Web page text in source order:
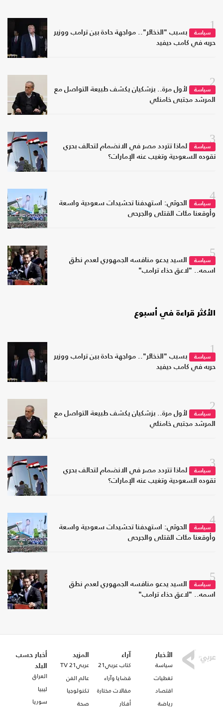
1
سياسة
بسبب "الذخائر".. مواجهة حادة بين ترامب ووزير
حربه في كامب ديفيد
2
سياسة
لأول مرة.. بزشكيان يكشف طبيعة التواصل مع
المرشد مجتبى خامنئي
3
سياسة
لماذا تتردد مصر في الانضمام لتحالف بحري
تقوده السعودية وتغيب عنه الإمارات؟
4
سياسة
الحوثي: استهدفنا تحشيدات سعودية واسعة
وأوقعنا مئات القتلى والجرحى
5
سياسة
السيد يدعو منافسه الجمهوري لعدم نطق
اسمه.. "لاعق حذاء ترامب"
الأكثر قراءة في أسبوع
1
سياسة
بسبب "الذخائر".. مواجهة حادة بين ترامب ووزير
حربه في كامب ديفيد
2
سياسة
لأول مرة.. بزشكيان يكشف طبيعة التواصل مع
المرشد مجتبى خامنئي
3
سياسة
لماذا تتردد مصر في الانضمام لتحالف بحري
تقوده السعودية وتغيب عنه الإمارات؟
4
سياسة
الحوثي: استهدفنا تحشيدات سعودية واسعة
وأوقعنا مئات القتلى والجرحى
5
سياسة
السيد يدعو منافسه الجمهوري لعدم نطق
اسمه.. "لاعق حذاء ترامب"
الأخبار
سياسة
تغطيات
اقتصاد
رياضة
آراء
كتاب عربي21
قضايا وآراء
مقالات مختارة
أفكار
المزيد
عربي21 TV
عالم الفن
تكنولوجيا
صحة
أخبار حسب
البلد
العراق
ليبيا
سوريا